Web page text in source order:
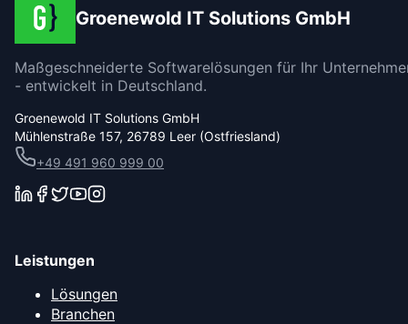
Groenewold IT Solutions GmbH
Maßgeschneiderte Softwarelösungen für Ihr
- entwickelt in Deutschland.
Groenewold IT Solutions GmbH
Mühlenstraße 157, 26789 Leer (Ostfriesland)
+49 491 960 999 00
Leistungen
Lösungen
Branchen